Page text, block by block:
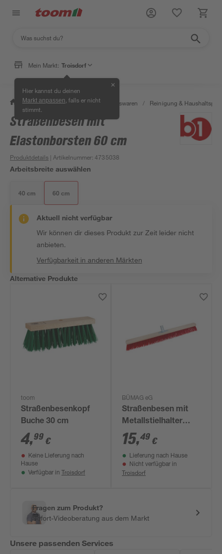
Mein Markt: Troisdorf
Hier kannst du deinen
Markt anpassen , falls er nicht
stimmt.
✕
/ Wohnen & Haushalt / Haushaltswaren / Reinigung &
Straßenbesen mit
Elastonborsten 60 cm
Produktdetails | Artikelnummer:4735038
Arbeitsbreite auswählen
40 cm 60 cm
Aktuell nicht verfügbar
Wir können dir dieses Produkt zur Zeit leider nicht
anbieten.
Verfügbarkeit in anderen Märkten
Alternative Produkte
toom
Straßenbesenkopf
Buche 30 cm
4,99 €
Keine Lieferung nach
Hause
Verfügbar in Troisdorf
BÜMAG eG
Straßenbesen mit
Metallstielhalter
Elaston 80 cm rot
15,49 €
Lieferung nach Hause
Nicht verfügbar in
Troisdorf
Fragen zum Produkt?
Sofort-Videoberatung aus dem Markt
Unsere passenden Services